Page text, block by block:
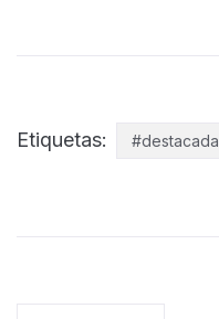
Etiquetas: #destacada